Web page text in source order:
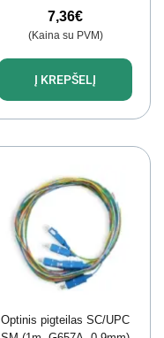
7,36€
(Kaina su PVM)
Į KREPŠELĮ
Optinis pigteilas SC/UPC